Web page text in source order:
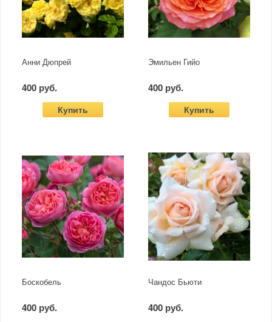
Анни Дюпрей
400 руб.
Купить
Эмильен Гийо
400 руб.
Купить
Боскобель
400 руб.
Чандос Бьюти
400 руб.